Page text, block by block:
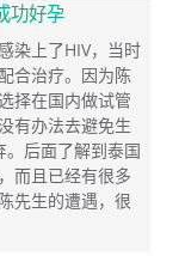
功好孕
染上了HIV，当时
合治疗。因为陈
择在国内做试管
有办法去避免生
。后面了解到泰国
而且已经有很多
先生的遭遇，很